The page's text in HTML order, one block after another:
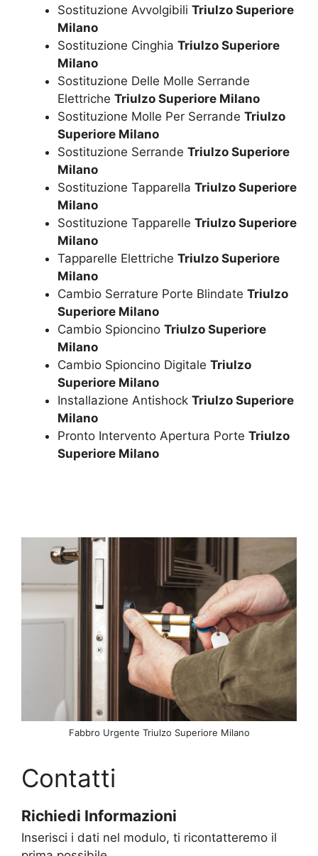
Sostituzione Avvolgibili Triulzo Superiore
Milano
Sostituzione Cinghia Triulzo Superiore
Milano
Sostituzione Delle Molle Serrande
Elettriche Triulzo Superiore Milano
Sostituzione Molle Per Serrande Triulzo
Superiore Milano
Sostituzione Serrande Triulzo Superiore
Milano
Sostituzione Tapparella Triulzo Superiore
Milano
Sostituzione Tapparelle Triulzo Superiore
Milano
Tapparelle Elettriche Triulzo Superiore
Milano
Cambio Serrature Porte Blindate Triulzo
Superiore Milano
Cambio Spioncino Triulzo Superiore
Milano
Cambio Spioncino Digitale Triulzo
Superiore Milano
Installazione Antishock Triulzo Superiore
Milano
Pronto Intervento Apertura Porte Triulzo
Superiore Milano
Fabbro Urgente Triulzo Superiore Milano
Contatti
Richiedi Informazioni
Inserisci i dati nel modulo, ti ricontatteremo il